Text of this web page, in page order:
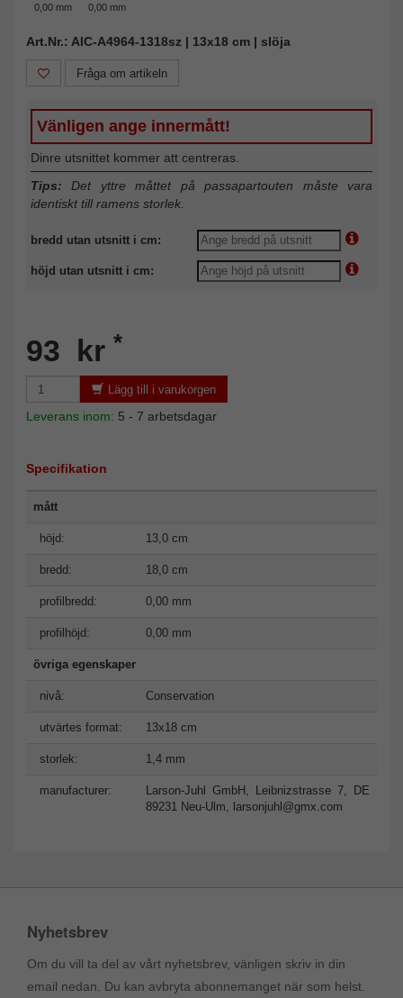
0,00 mm 0,00 mm
Art.Nr.: AIC-A4964-1318sz | 13x18 cm | slöja
Fråga om artikeln
Vänligen ange innermått!
Dinre utsnittet kommer att centreras.
Tips: Det yttre måttet på passapartouten måste vara
identiskt till ramens storlek.
bredd utan utsnitt i cm:
höjd utan utsnitt i cm:
93 kr *
Lägg till i varukorgen
Leverans inom: 5 - 7 arbetsdagar
Specifikation
mått
höjd: 13,0 cm
bredd: 18,0 cm
profilbredd: 0,00 mm
profilhöjd: 0,00 mm
övriga egenskaper
nivå: Conservation
utvärtes format: 13x18 cm
storlek: 1,4 mm
manufacturer:
Larson-Juhl GmbH, Leibnizstrasse 7, DE
89231 Neu-Ulm, larsonjuhl@gmx.com
Nyhetsbrev
Om du vill ta del av vårt nyhetsbrev, vänligen skriv in din
email nedan. Du kan avbryta abonnemanget när som helst.